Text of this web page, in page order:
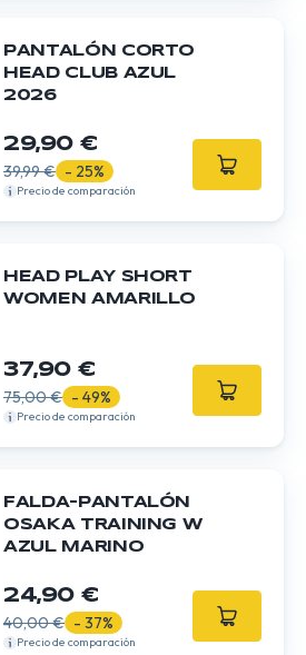
PANTALÓN CORTO
HEAD CLUB AZUL
2026
29,90 €
39,99 € - 25%
Precio de comparación
HEAD PLAY SHORT
WOMEN AMARILLO
37,90 €
75,00 € - 49%
Precio de comparación
FALDA-PANTALÓN
OSAKA TRAINING W
AZUL MARINO
24,90 €
40,00 € - 37%
Precio de comparación